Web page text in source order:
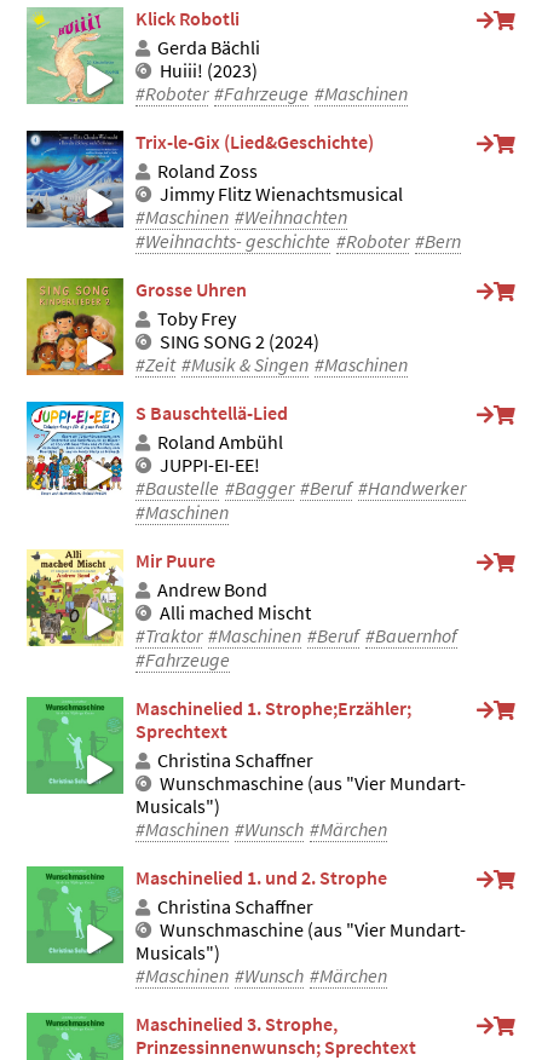
Klick Robotli
Gerda Bächli
Huiii! (2023)
#Roboter #Fahrzeuge #Maschinen
Trix-le-Gix (Lied&Geschichte)
Roland Zoss
Jimmy Flitz Wienachtsmusical
#Maschinen #Weihnachten
#Weihnachts- geschichte #Roboter #Bern
Grosse Uhren
Toby Frey
SING SONG 2 (2024)
#Zeit #Musik & Singen #Maschinen
S Bauschtellä-Lied
Roland Ambühl
JUPPI-EI-EE!
#Baustelle #Bagger #Beruf #Handwerker
#Maschinen
Mir Puure
Andrew Bond
Alli mached Mischt
#Traktor #Maschinen #Beruf #Bauernhof
#Fahrzeuge
Maschinelied 1. Strophe;Erzähler;
Sprechtext
Christina Schaffner
Wunschmaschine (aus "Vier Mundart-
Musicals")
#Maschinen #Wunsch #Märchen
Maschinelied 1. und 2. Strophe
Christina Schaffner
Wunschmaschine (aus "Vier Mundart-
Musicals")
#Maschinen #Wunsch #Märchen
Maschinelied 3. Strophe,
Prinzessinnenwunsch; Sprechtext